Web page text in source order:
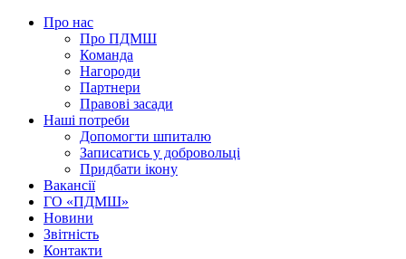
Про нас
Про ПДМШ
Команда
Нагороди
Партнери
Правові засади
Наші потреби
Допомогти шпиталю
Записатись у добровольці
Придбати ікону
Вакансії
ГО «ПДМШ»
Новини
Звітність
Контакти